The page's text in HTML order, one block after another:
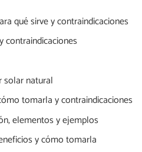
qué sirve y contraindicaciones
contraindicaciones
solar natural
tomarla y contraindicaciones
elementos y ejemplos
y cómo tomarla